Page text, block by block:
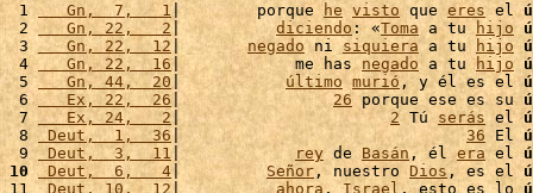
1
   Gn,  7,   1
|        porque he visto que eres el
2
   Gn, 22,   2
| diciendo : «Toma a tu hijo
3
   Gn, 22,  12
| negado ni siquiera a tu hijo
4
   Gn, 22,  16
|            me has negado a tu hijo
5
   Gn, 44,  20
| último murió, y él es el
6
   Ex, 22,  26
| 26 porque ese es su
7
   Ex, 24,   2
| 2 Tú serás el
8
Deut,  1,  36 | 36 El
9 Deut,  3,  11 | rey de Basán, él era el
10
Deut,  6,   4| Señor , nuestro Dios, es el
11 Deut, 10,  12 | ahora , Israel , esto es lo